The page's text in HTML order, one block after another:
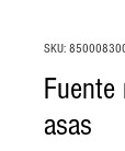
SKU:
Fuente
asas